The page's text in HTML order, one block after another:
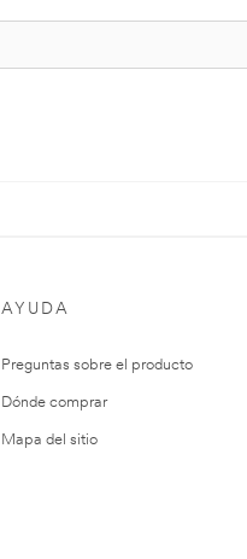
AYUDA
Preguntas sobre el producto
Dónde comprar
Mapa del sitio